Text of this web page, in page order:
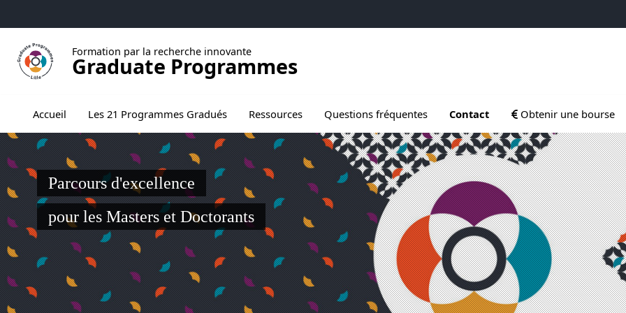
Formation par la recherche innovante
Graduate Programmes
Accueil Les 21 Programmes Gradués Ressources Questions fréquentes Contact Obtenir une bourse
Parcours d'excellence
pour les Masters et Doctorants